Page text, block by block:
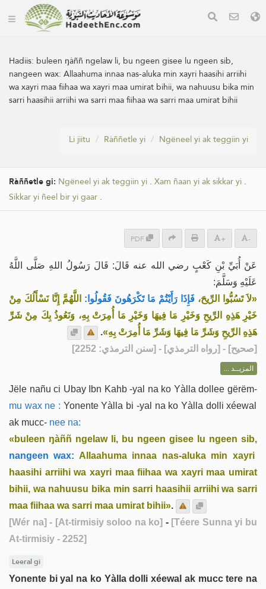
Hadiis: buleen ŋàññ ngelaw li, bu ngeen gisee lu ngeen sib,
nangeen wax: Allaahuma innaa nas-aluka min xayri haasihi arriihi
wa xayri maa fiihaa wa xayri maa umirat bihii, wa nahuusu bika min
sarri haasihii arriihi wa sarri maa fiihaa wa sarri maa umirat bihii
Li jiitu Ràññetle yi Ngëneel yi ak teggiin yi
Ràññetle gi: Ngëneel yi ak teggiin yi . Xam ñaan yi ak sikkar yi .
Sikkar yi ñeel bir yi gaar .
PDF + -
عَنْ أُبَيِّ بْنِ كَعْبٍ رضي الله عنه قَالَ: قَالَ رَسُولُ اللهِ صَلَّى اللَّهُ
عَلَيْهِ وَسَلَّمَ:
«لاَ تَسُبُّوا الرِّيحَ، فَإِذَا رَأَيْتُمْ مَا تَكْرَهُونَ فَقُولُوا: اللَّهُمَّ إِنَّا نَسْأَلُكَ مِنْ
خَيْرِ هَذِهِ الرِّيحِ وَخَيْرِ مَا فِيهَا وَخَيْرِ مَا أُمِرَتْ بِهِ، وَنَعُوذُ بِكَ مِنْ شَرِّ
هَذِهِ الرِّيحِ وَشَرِّ مَا فِيهَا وَشَرِّ مَا أُمِرَتْ بِهِ».
[صحيح] - [رواه الترمذي] - [سنن الترمذي: 2252]
المزيــد ...
Jële nañu ci Ubay Ibn Kahb -yal na ko Yàlla dollee gërëm-
mu wax ne : Yonente Yàlla bi -yal na ko Yàlla dolli xéewal
ak mucc- nee na:
«buleen ŋàññ ngelaw li, bu ngeen gisee lu ngeen sib,
nangeen wax: Allaahuma innaa nas-aluka min xayri
haasihi arriihi wa xayri maa fiihaa wa xayri maa umirat
bihii, wa nahuusu bika min sarri haasihii arriihi wa sarri
maa fiihaa wa sarri maa umirat bihii».
[Wér na] - [At-tirmisiy soloo na ko] - [Téere Sunna yi bu
At-tirmisiy - 2252]
Leeral gi
Yonente bi yal na ko Yàlla dolli xéewal ak mucc tere na